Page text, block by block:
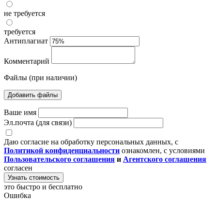
не требуется
требуется
Антиплагиат
Комментарий
Файлы (при наличии)
Добавить файлы
Ваше имя
Эл.почта (для связи)
Даю согласие на обработку персональных данных, с
Политикой конфиденциальности ознакомлен, с условиями
Пользовательского соглашения и Агентского соглашения
согласен
Узнать стоимость
это быстро и бесплатно
Ошибка